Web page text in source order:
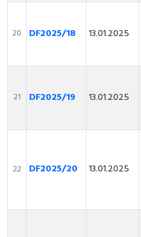
20 DF2025/18 13.01.2025
21 DF2025/19 13.01.2025
22 DF2025/20 13.01.2025